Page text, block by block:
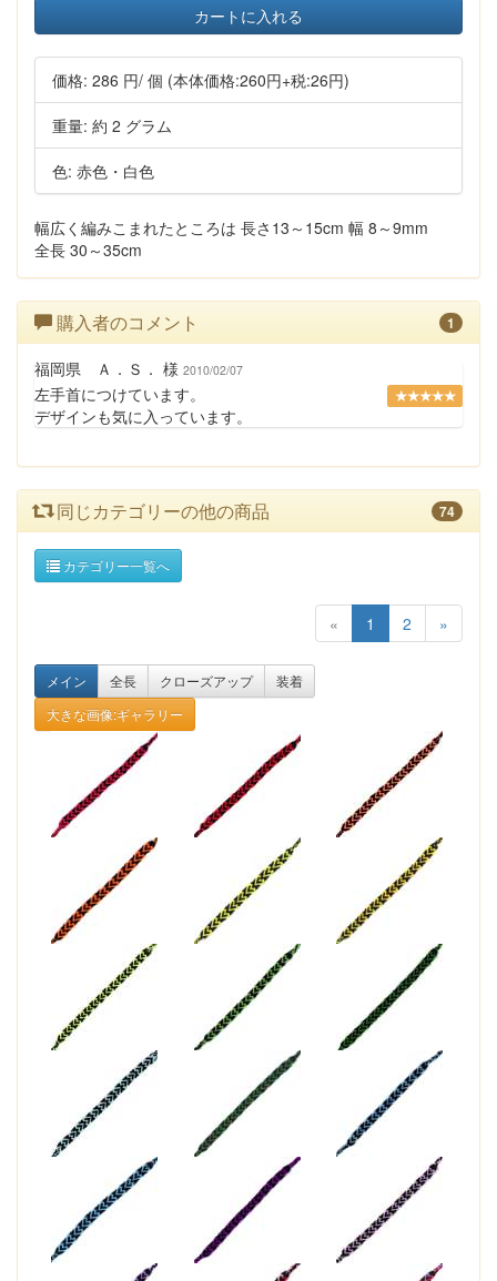
カートに入れる
価格: 286 円/ 個 (本体価格:260円+税:26円)
重量: 約 2 グラム
色: 赤色・白色
幅広く編みこまれたところは 長さ13～15cm 幅 8～9mm
全長 30～35cm
購入者のコメント 1
福岡県 Ａ．Ｓ． 様 2010/02/07
★★★★★
左手首につけています。
デザインも気に入っています。
同じカテゴリーの他の商品 74
カテゴリー一覧へ
« 1 2 »
メイン 全長 クローズアップ
装着
大きな画像:ギャラリー